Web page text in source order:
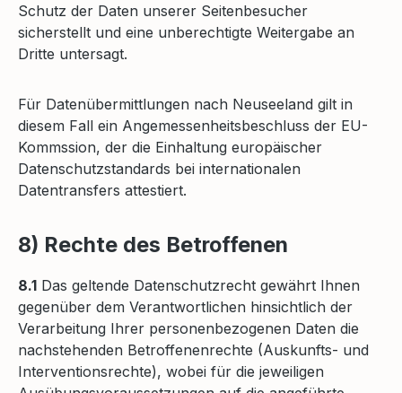
Schutz der Daten unserer Seitenbesucher
sicherstellt und eine unberechtigte Weitergabe an
Dritte untersagt.
Für Datenübermittlungen nach Neuseeland gilt in
diesem Fall ein Angemessenheitsbeschluss der EU-
Kommssion, der die Einhaltung europäischer
Datenschutzstandards bei internationalen
Datentransfers attestiert.
8) Rechte des Betroffenen
8.1 Das geltende Datenschutzrecht gewährt Ihnen
gegenüber dem Verantwortlichen hinsichtlich der
Verarbeitung Ihrer personenbezogenen Daten die
nachstehenden Betroffenenrechte (Auskunfts- und
Interventionsrechte), wobei für die jeweiligen